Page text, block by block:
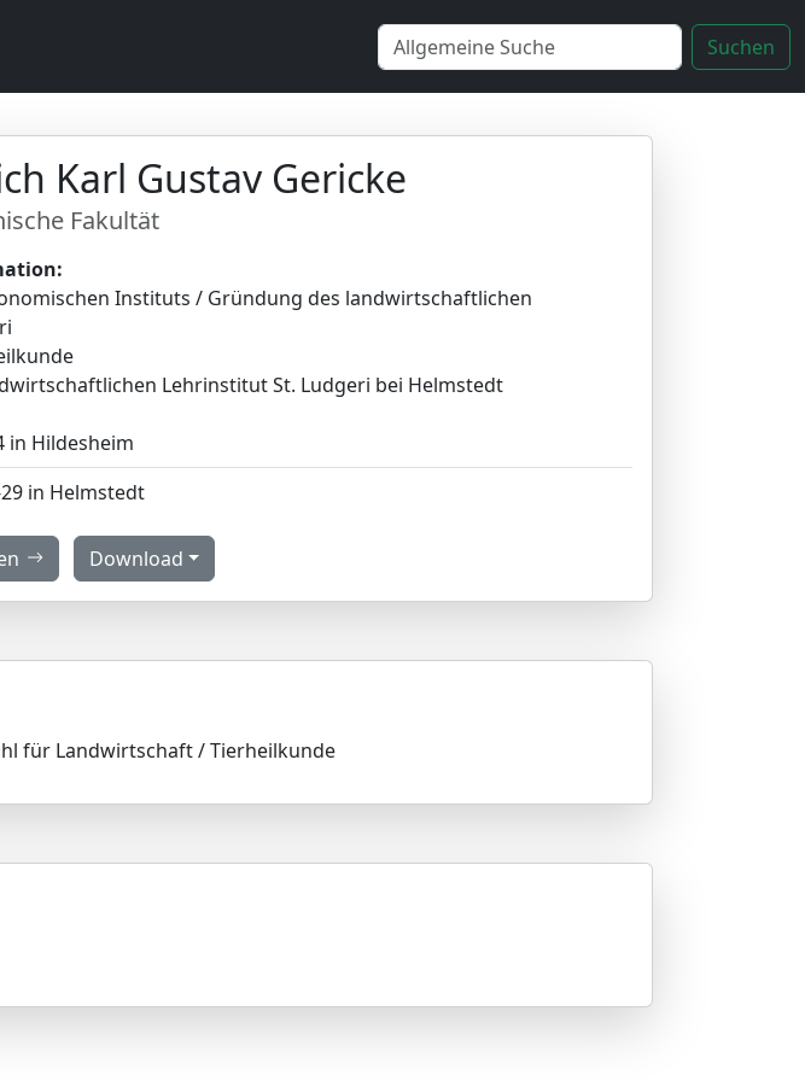
Suchen
Karl Gustav Gericke
Fakultät
Instituts / Gründung des landwirtschaftlichen
Lehrinstitut St. Ludgeri bei Helmstedt
in Hildesheim
in Helmstedt
Download
für Landwirtschaft / Tierheilkunde